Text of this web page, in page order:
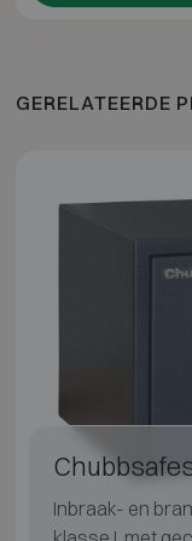
GERELATEERDE
Inbraak- en